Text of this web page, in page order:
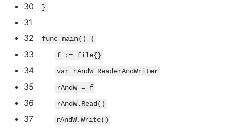
30 }
31
32
func main( ) {
33 f := file{}
34 var rAndW ReaderAndWriter
35 rAndW = f
36 rAndW. Read ( )
37 rAndW.Write( )